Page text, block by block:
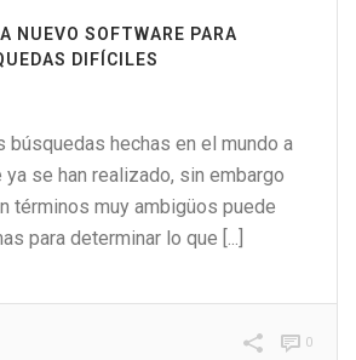
NUEVO SOFTWARE PARA
DIFÍCILES
búsquedas hechas en el mundo a
se han realizado, sin embargo
términos muy ambigüos puede
para determinar lo que [...]
0